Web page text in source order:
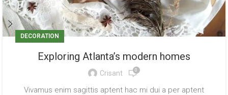
DECORATION
Exploring Atlanta’s modern homes
Crisant 0
Vivamus enim sagittis aptent hac mi dui a per aptent